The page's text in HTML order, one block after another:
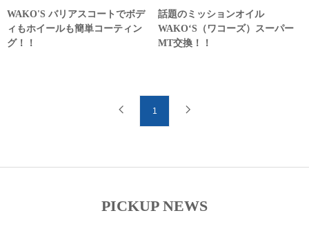
WAKO'S バリアスコートでボデ
ィもホイールも簡単コーティン
グ！！
話題のミッションオイル
WAKO‘S（ワコーズ）スーパー
MT交換！！
1
PICKUP NEWS